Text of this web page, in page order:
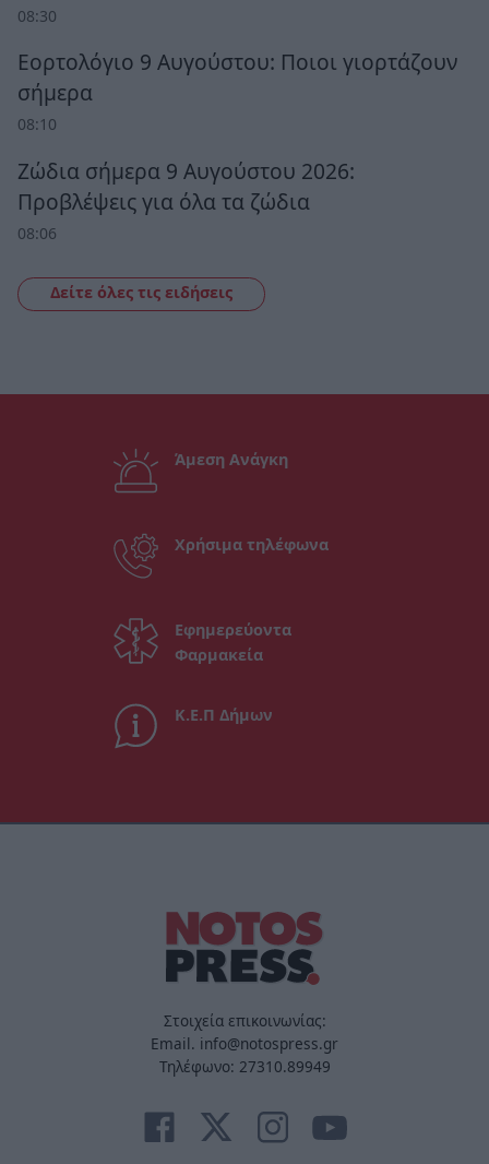
08:30
Εορτολόγιο 9 Αυγούστου: Ποιοι γιορτάζουν
σήμερα
08:10
Ζώδια σήμερα 9 Αυγούστου 2026:
Προβλέψεις για όλα τα ζώδια
08:06
Δείτε όλες τις ειδήσεις
Άμεση Ανάγκη
Χρήσιμα τηλέφωνα
Εφημερεύοντα
Φαρμακεία
Κ.Ε.Π Δήμων
Στοιχεία επικοινωνίας:
Email. info@notospress.gr
Τηλέφωνο: 27310.89949